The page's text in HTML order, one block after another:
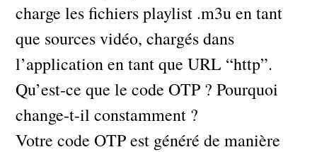
charge les fichiers playlist .m3u en tant
que sources vidéo, chargés dans
l’application en tant que URL “http”.
Qu’est-ce que le code OTP ? Pourquoi
change-t-il constamment ?
Votre code OTP est généré de manière